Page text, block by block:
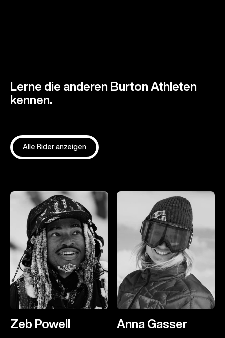
Lerne die anderen Burton Athleten
kennen.
Alle Rider anzeigen
Zeb Powell Anna Gasser